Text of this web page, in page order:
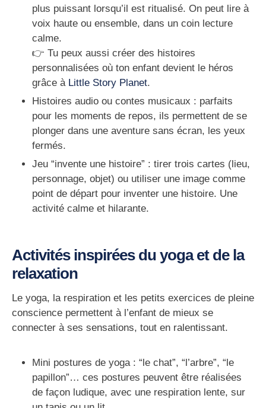
plus puissant lorsqu’il est ritualisé. On peut lire à
voix haute ou ensemble, dans un coin lecture
calme.
👉 Tu peux aussi créer des histoires
personnalisées où ton enfant devient le héros
grâce àLittle Story Planet.
Histoires audio ou contes musicaux : parfaits
pour les moments de repos, ils permettent de se
plonger dans une aventure sans écran, les yeux
fermés.
Jeu “invente une histoire” : tirer trois cartes (lieu,
personnage, objet) ou utiliser une image comme
point de départ pour inventer une histoire. Une
activité calme et hilarante.
Activités inspirées du yoga et de la
relaxation
Le yoga, la respiration et les petits exercices de pleine
conscience permettent à l’enfant de mieux se
connecter à ses sensations, tout en ralentissant.
Mini postures de yoga : “le chat”, “l’arbre”, “le
papillon”… ces postures peuvent être réalisées
de façon ludique, avec une respiration lente, sur